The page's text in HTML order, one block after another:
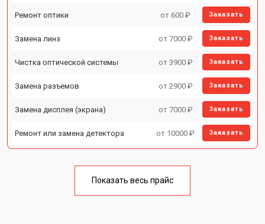
Ремонт оптики от 600 ₽ Заказать
Замена линз от 7000 ₽ Заказать
Чистка оптической системы от 3900 ₽ Заказать
Замена разъемов от 2900 ₽ Заказать
Замена дисплея (экрана) от 7000 ₽ Заказать
Ремонт или замена детектора от 10000 ₽ Заказать
Показать весь прайс